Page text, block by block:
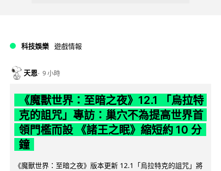
科技娛樂 遊戲情報
天恩 9 小時
《魔獸世界：至暗之夜》12.1 「烏拉特
克的詛咒」專訪：巢穴不為提高世界首
領門檻而設 《諸王之眠》縮短約 10 分
鐘
《魔獸世界：至暗之夜》版本更新 12.1「烏拉特克的詛咒」將